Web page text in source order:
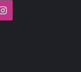
Instagram